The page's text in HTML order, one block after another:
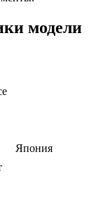
модели
Япония